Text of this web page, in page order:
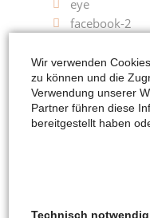
eye
facebook-2
firefox
flag
flickr-2
folders
github-2
Wir verwenden
zu können und die
Verwendung unserer
Partner führen diese
bereitgestellt haben
Technisch notwendig